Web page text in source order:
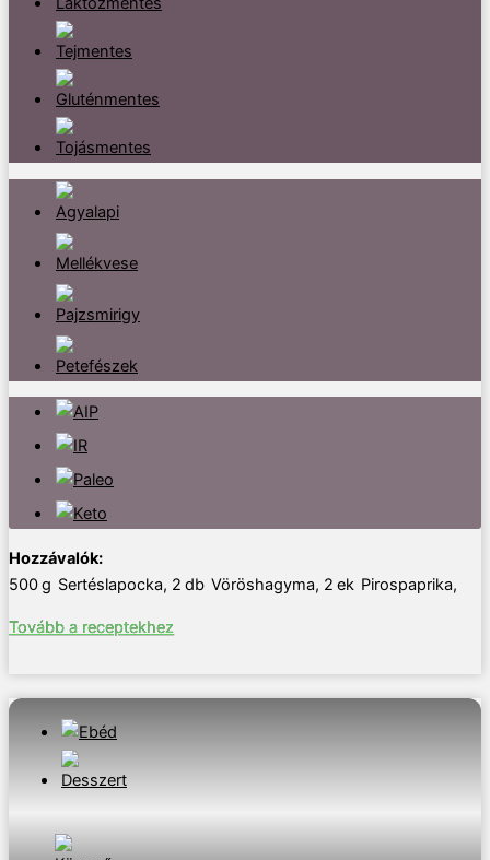
500g Sertéslapocka, 2 db Vöröshagyma, 2 ek Pirospaprika,
Tovább a receptekhez